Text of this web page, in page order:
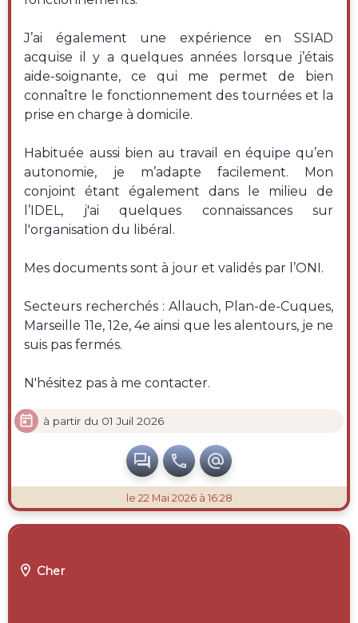
J’ai également une expérience en SSIAD
acquise il y a quelques années lorsque j’étais
aide-soignante, ce qui me permet de bien
connaître le fonctionnement des tournées et la
prise en charge à domicile.
Habituée aussi bien au travail en équipe qu’en
autonomie, je m’adapte facilement. Mon
conjoint étant également dans le milieu de
l’IDEL, j'ai quelques connaissances sur
l'organisation du libéral.
Mes documents sont à jour et validés par l’ONI.
Secteurs recherchés : Allauch, Plan-de-Cuques,
Marseille 11e, 12e, 4e ainsi que les alentours, je ne
suis pas fermés.
N'hésitez pas à me contacter.
 à partir du 01 Juil 2026
  
le 22 Mai 2026 à 16:28
 Cher